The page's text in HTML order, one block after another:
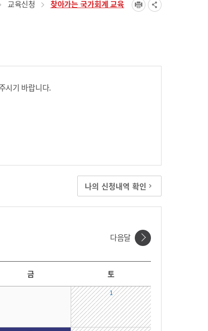
교육신청 찾아가는 국가회계 교육
시기 바랍니다.
나의 신청내역 확인
다음달
금 토
1